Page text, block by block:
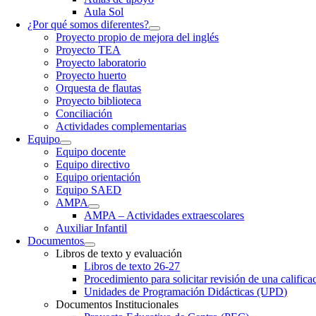
Aula Sol
¿Por qué somos diferentes?
Proyecto propio de mejora del inglés
Proyecto TEA
Proyecto laboratorio
Proyecto huerto
Orquesta de flautas
Proyecto biblioteca
Conciliación
Actividades complementarias
Equipo
Equipo docente
Equipo directivo
Equipo orientación
Equipo SAED
AMPA
AMPA – Actividades extraescolares
Auxiliar Infantil
Documentos
Libros de texto y evaluación
Libros de texto 26-27
Procedimiento para solicitar revisión ​de una
Unidades de Programación Didácticas (UPD)
Documentos Institucionales